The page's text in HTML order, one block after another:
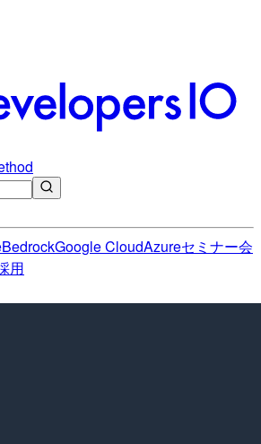
BedrockGoogle CloudAzureセミナー会
用